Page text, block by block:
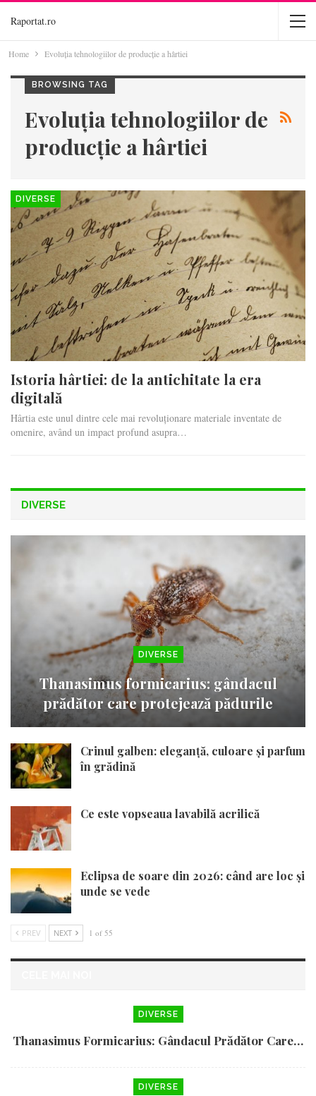
Raportat.ro
Home Evoluția tehnologiilor de producție a hârtiei
BROWSING TAG
Evoluția tehnologiilor de
producție a hârtiei
DIVERSE
Istoria hârtiei: de la antichitate la era
digitală
Hârtia este unul dintre cele mai revoluționare materiale inventate de
omenire, având un impact profund asupra…
DIVERSE
DIVERSE
Thanasimus formicarius: gândacul
prădător care protejează pădurile
Crinul galben: eleganță, culoare și parfum
în grădină
Ce este vopseaua lavabilă acrilică
Eclipsa de soare din 2026: când are loc și
unde se vede
PREV NEXT 1 of 55
DIVERSE
Thanasimus Formicarius: Gândacul Prădător Care…
DIVERSE